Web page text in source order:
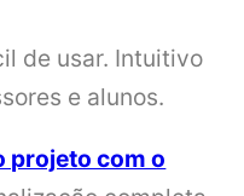
de usar. Intuitivo
e alunos.
projeto com o